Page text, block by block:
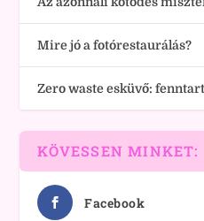
Mire jó a fotórestaurálás?
Zero waste esküvő:
KÖVESSEN MINKET:
Facebook